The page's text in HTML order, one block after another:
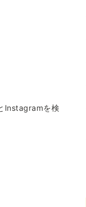
Instagramを検